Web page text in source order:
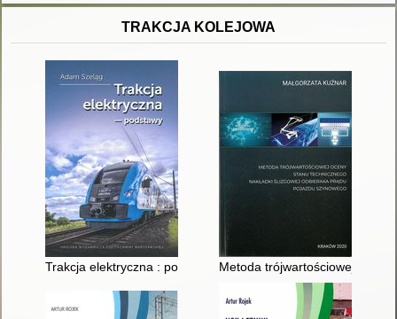
TRAKCJA KOLEJOWA
Trakcja elektryczna : podstawy Metoda trójwartościowej